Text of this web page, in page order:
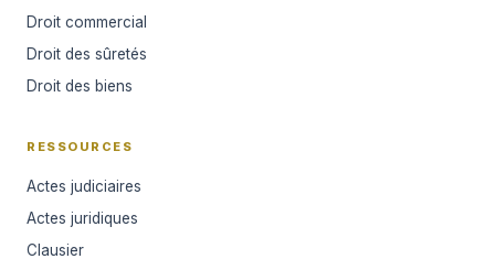
Droit commercial
Droit des sûretés
Droit des biens
RESSOURCES
Actes judiciaires
Actes juridiques
Clausier